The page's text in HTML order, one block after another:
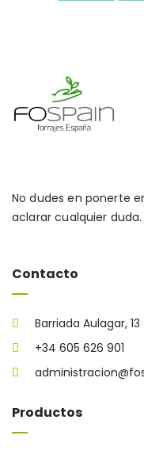
No dudes en ponerte
aclarar cualquier duda.
Contacto
Barriada Aulagar, 13
+34 605 626 901
Productos